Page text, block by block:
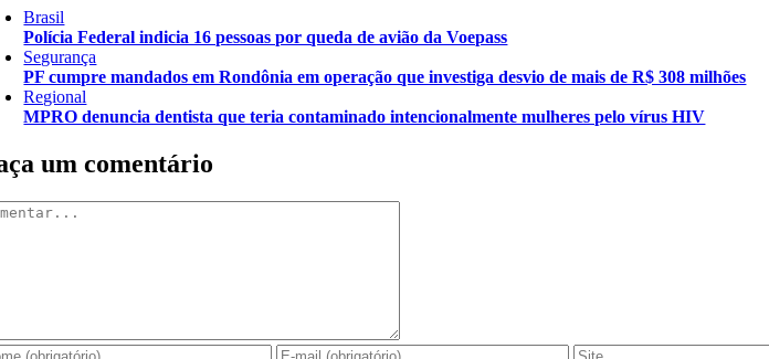
Brasil
Polícia Federal indicia 16 pessoas por queda de avião da Voepass
Segurança
PF cumpre mandados em Rondônia em operação que investiga desvio de mais de R$ 308 milhões
Regional
MPRO denuncia dentista que teria contaminado intencionalmente mulheres pelo vírus HIV
um comentário